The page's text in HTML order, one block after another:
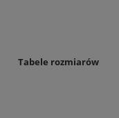
Tabele rozmiarów